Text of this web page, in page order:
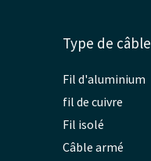
Type de câble
Fil d'aluminium
fil de cuivre
Fil isolé
Câble armé